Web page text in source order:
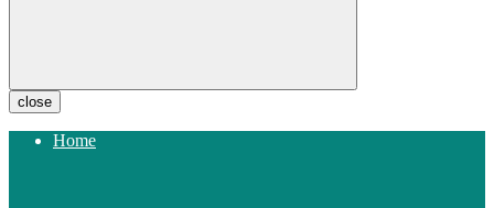
close
Home